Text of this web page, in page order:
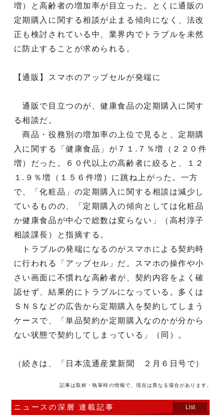
増）と高齢者の増加率が目立った。とくに通販の
定期購入に関する相談が止まる傾向になく、法改
正も検討されている中、業界内でトラブルを未然
に防止することが求められる。
【通販】スマホのアップセルが発端に
通販で目立つのが、健康食品の定期購入に関す
る相談だ。
商品・役務別の増加率の上位で見ると、定期購
入に関する「健康食品」が７１.７％増（２２０件
増）だった。６０代以上の高齢者に絞ると、１２
１.９％増（１５６件増）に跳ね上がった。一方
で、「化粧品」の定期購入に関する相談は減少し
ているものの、「定期購入の傾向としては化粧品
か健康食品が中心で総数は変らない」（高村淳子
相談課長）と指摘する。
トラブルの発端になるのがスマホによる契約時
に行われる「アップセル」だ。スマホの操作や小
さい画面に不慣れな高齢者が、契約内容をよく確
認せず、結果的にトラブルになっている。多くは
ＳＮＳなどの広告から定期購入を契約してしまう
ケースで、「単品契約か定期購入なのかが分から
ない状態で契約してしまっている」（同）。
（続きは、「日本流通産業新聞 ２月６日号で）
記事は取材・執筆時の情報で、現在は異なる場合があります。
ニュースの深層 連載記事 List